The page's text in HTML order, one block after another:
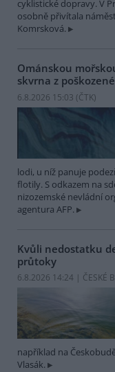
cyklistické dopravy. V
osobně přivítala
Komrsková.
Ománskou
skvrna z
6.8.2026 15:03 (ČTK)
lodi, u níž panuje
flotily. S odkazem na
nizozemské nevládní
agentura AFP.
Kvůli nedostatku
průtoky
6.8.2026 14:24 | ČESKÉ
například na
Vlasák.